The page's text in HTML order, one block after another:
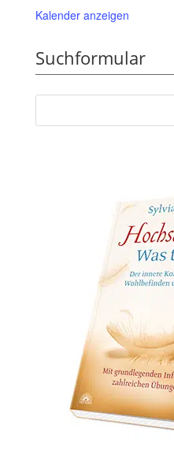
Kalender anzeigen
Suchformular